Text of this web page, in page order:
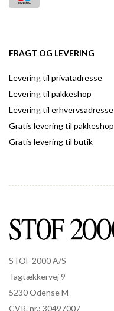
FRAGT OG LEVERING
Levering til privatadresse
Levering til pakkeshop
Levering til erhvervsadresse
Gratis levering til pakkeshop
Gratis levering til butik
STOF 2000 A/S
Tagtækkervej 9
5230 Odense M
CVR. nr.: 30497007